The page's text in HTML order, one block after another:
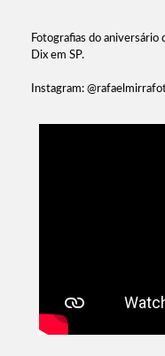
Fotografias do aniversário
Dix em SP.
Instagram: